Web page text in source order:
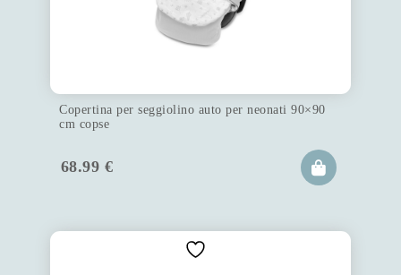
Copertina per seggiolino auto per neonati 90×90
cm copse
68.99 €